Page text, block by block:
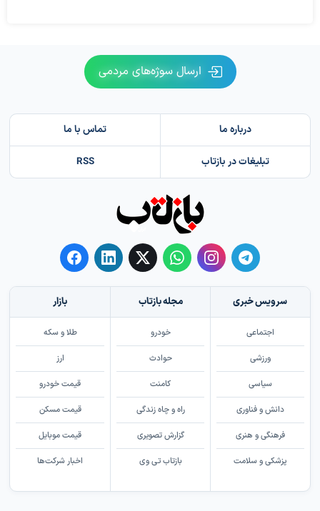
ارسال سوژه‌های مردمی
درباره ما تماس با ما
تبلیغات در بازتاب RSS
سرویس خبری
اجتماعی
ورزشی
سیاسی
دانش و فناوری
فرهنگی و هنری
پزشکی و سلامت
مجله بازتاب
خودرو
حوادث
کامنت
راه و چاه زندگی
گزارش تصویری
بازتاب تی وی
بازار
طلا و سکه
ارز
قیمت خودرو
قیمت مسکن
قیمت موبایل
اخبار شرکت‌ها